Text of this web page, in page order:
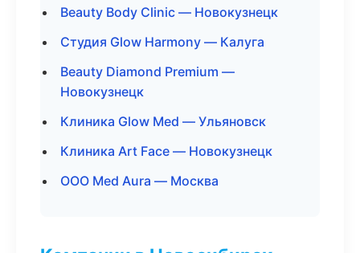
Beauty Body Clinic — Новокузнецк
Студия Glow Harmony — Калуга
Beauty Diamond Premium —
Новокузнецк
Клиника Glow Med — Ульяновск
Клиника Art Face — Новокузнецк
ООО Med Aura — Москва